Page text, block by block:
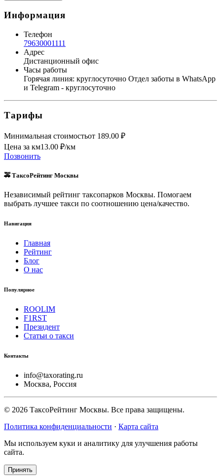
Информация
Телефон
79630001111
Адрес
Дистанционный офис
Часы работы
Горячая линия: круглосуточно Отдел заботы в WhatsApp
и Telegram - круглосуточно
Тарифы
Минимальная стоимостьот 189.00 ₽
Цена за км13.00 ₽/км
Позвонить
🚕 ТаксоРейтинг Москвы
Независимый рейтинг таксопарков Москвы. Помогаем
выбрать лучшее такси по соотношению цена/качество.
Навигация
Главная
Рейтинг
Блог
О нас
Популярное
ROOLIM
F1RST
Президент
Статьи о такси
Контакты
info@taxorating.ru
Москва, Россия
© 2026 ТаксоРейтинг Москвы. Все права защищены.
Политика конфиденциальности · Карта сайта
Мы используем куки и аналитику для улучшения работы
сайта.
Принять